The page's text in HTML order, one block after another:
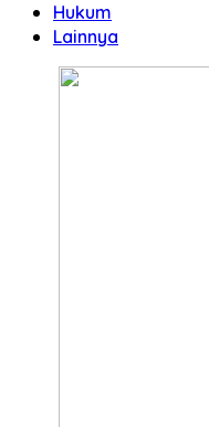
Hukum
Lainnya